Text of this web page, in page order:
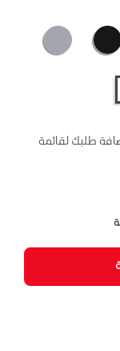
طلبك لقائمة